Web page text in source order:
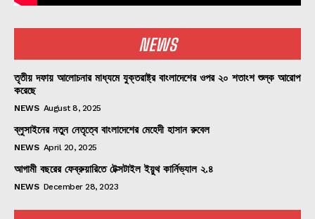
NEWS
তৃতীয় দফায় আলোচনার মাধ্যমে যুক্তরাষ্ট্র বাংলাদেশের ওপর ২০ শতাংশ শুল্ক আরোপ
করেছে
NEWS August 8, 2025
ব্লুসাইনের নতুন নেতৃত্বে বাংলাদেশের মেহেদী হাসান রুবেল
NEWS April 20, 2025
আগামী বছরের ফেব্রুয়ারিতে টেক্সটাইল ইয়ুথ কার্নিভ্যাল ২.৪
NEWS December 28, 2023